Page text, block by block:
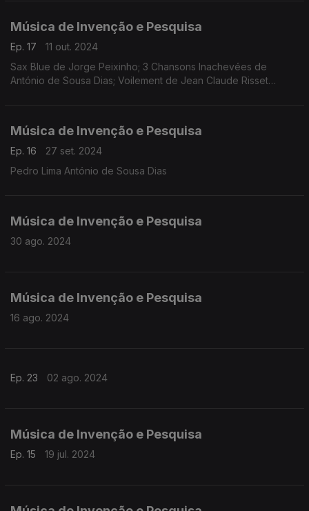
Música de Invenção e Pesquisa
Ep. 17
11 out. 2024
Sax Blue de Jorge Peixinho; 3 Chansons Inachevées de
António de Sousa Dias; Voilement de Jean Claude Risset
Música de Invenção e Pesquisa
Ep. 16
27 set. 2024
Pedro Lima António de Sousa Dias
Música de Invenção e Pesquisa
30 ago. 2024
Música de Invenção e Pesquisa
16 ago. 2024
Ep. 23 02 ago. 2024
Música de Invenção e Pesquisa
Ep. 15 19 jul. 2024